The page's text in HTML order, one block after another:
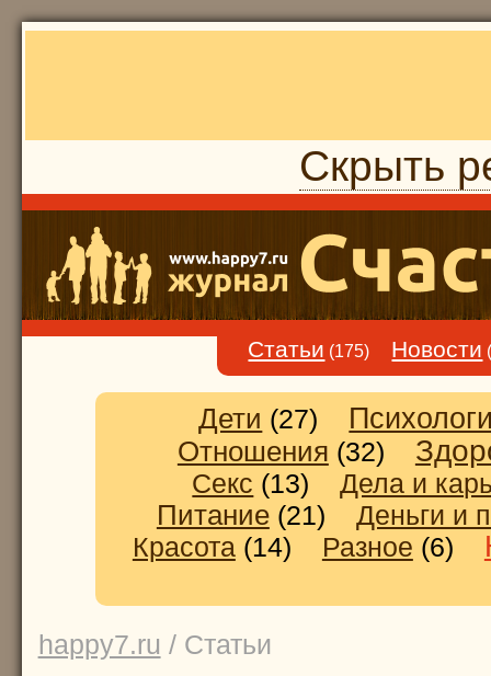
Скрыть
Статьи (175) Новости
Дети (27)
Отношения (32)
Секс (13) Дела и
Питание(21) Деньги и
Красота (14) Разное (6)
happy7.ru / Статьи